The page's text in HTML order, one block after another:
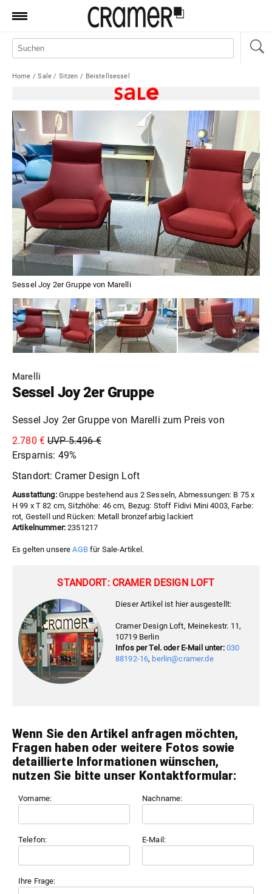
Produkte
Aktionen
News
Sale
Standorte
Service
Jobs
Shop
Home /Sale / Sitzen / Beistellsessel
Sessel Joy 2er Gruppe von Marelli
Marelli
Sessel Joy 2er Gruppe
Sessel Joy 2er Gruppe von Marelli zum Preis von
2.780 € UVP 5.496 €
Ersparnis: 49%
Standort: Cramer Design Loft
Ausstattung:Gruppe bestehend aus 2 Sesseln, Abmessungen: B 75 x
H 99 x T 82 cm, Sitzhöhe: 46 cm, Bezug: Stoff Fidivi Mini 4003, Farbe:
rot, Gestell und Rücken: Metall bronzefarbig lackiert
Artikelnummer: 2351217
Es gelten unsereAGBfür Sale-Artikel.
STANDORT: CRAMER DESIGN LOFT
Dieser Artikel ist hier ausgestellt:
Cramer Design Loft, Meinekestr. 11,
10719 Berlin
Infos per Tel. oder E-Mail unter: 030
88192-16, berlin@cramer.de
Wenn Sie den Artikel anfragen möchten,
Fragen haben oder weitere Fotos sowie
detaillierte Informationen wünschen,
nutzen Sie bitte unser Kontaktformular:
Vorname: Nachname:
Telefon: E-Mail:
Ihre Frage: